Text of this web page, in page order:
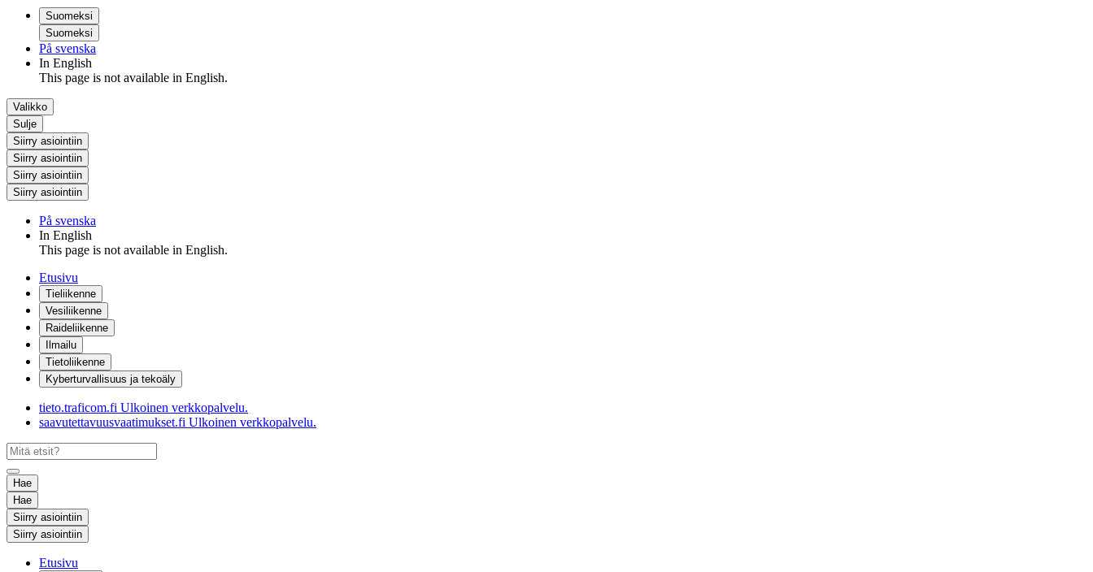
Suomeksi
Suomeksi
På svenska
In English
This page is not available in English.
Valikko
Sulje
Siirry asiointiin
Siirry asiointiin
Siirry asiointiin
Siirry asiointiin
På svenska
In English
This page is not available in English.
Etusivu
Tieliikenne
Vesiliikenne
Raideliikenne
Ilmailu
Tietoliikenne
Kyberturvallisuus ja tekoäly
tieto.traficom.fi Ulkoinen verkkopalvelu.
saavutettavuusvaatimukset.fi Ulkoinen verkkopalvelu.
Hae
Hae
Siirry asiointiin
Siirry asiointiin
Etusivu